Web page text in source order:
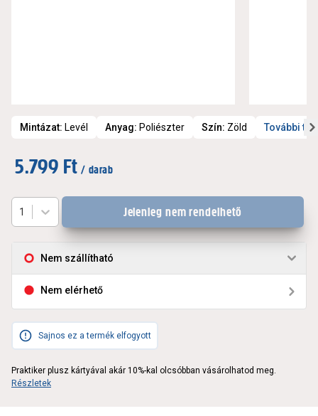
Mintázat: Levél Anyag: Poliészter Szín: Zöld További
5.799 Ft / darab
Nem szállítható
Nem elérhető
1 Jelenleg nem rendelhető
Sajnos ez a termék elfogyott
Praktiker plusz kártyával akár 10%-kal olcsóbban vásárolhatod meg.
Részletek